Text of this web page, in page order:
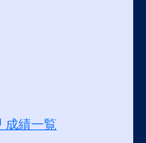
成績一覧